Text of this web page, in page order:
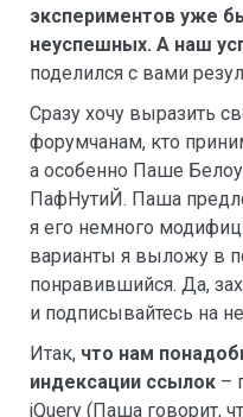
экспериментов уже
неуспешных. А наш
поделился с вами
Сразу хочу выразить
форумчанам, кто
а особенно Паше
ПафНутиЙ. Паша
я его немного
варианты я выложу в
понравившийся. Да,
и подписывайтесь на
Итак, что нам
индексации ссылок –
jQuery (Паша говорит,